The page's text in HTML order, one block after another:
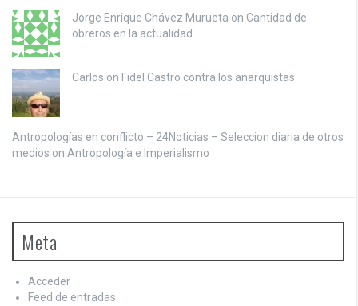
Jorge Enrique Chávez Murueta on Cantidad de
obreros en la actualidad
Carlos on Fidel Castro contra los anarquistas
Antropologías en conflicto – 24Noticias – Seleccion diaria de otros
medios on Antropología e Imperialismo
Meta
Acceder
Feed de entradas